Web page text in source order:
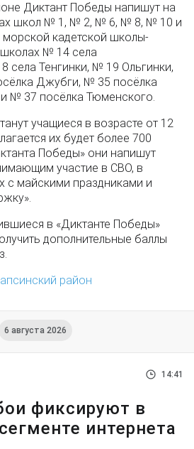
Диктант Победы напишут на
школ № 1, № 2, № 6, № 8, № 10 и
кадетской школы-
школах № 14 села
села Тенгинки, № 19 Ольгинки,
Джубги, № 35 посёлка
№ 37 посёлка Тюменского.
учащиеся в возрасте от 12
их будет более 700
Победы» они напишут
участие в СВО, в
с майскими праздниками и
в «Диктанте Победы»
дополнительные баллы
район
6 августа 2026
14:41
фиксируют в
интернета